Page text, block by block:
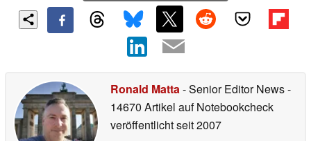
Ronald Matta - Senior Editor News-
14670 Artikel auf Notebookcheck
veröffentlichtseit 2007